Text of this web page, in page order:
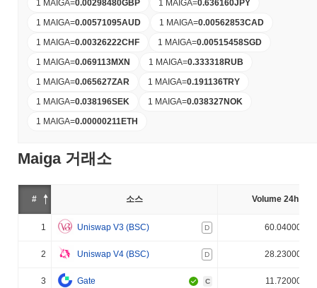
1 MAIGA=0.00298480GBP 1 MAIGA=0.636160JPY
1 MAIGA=0.00571095AUD 1 MAIGA=0.00562853CAD
1 MAIGA=0.00326222CHF 1 MAIGA=0.00515458SGD
1 MAIGA=0.069113MXN 1 MAIGA=0.333318RUB
1 MAIGA=0.065627ZAR 1 MAIGA=0.191136TRY
1 MAIGA=0.038196SEK 1 MAIGA=0.038327NOK
1 MAIGA=0.00000211ETH
Maiga 거래소
# 소스 Volume 24h (%)
1 Uniswap V3 (BSC) D 60.040000%
2 Uniswap V4 (BSC) D 28.230000%
3 Gate C 11.720000%